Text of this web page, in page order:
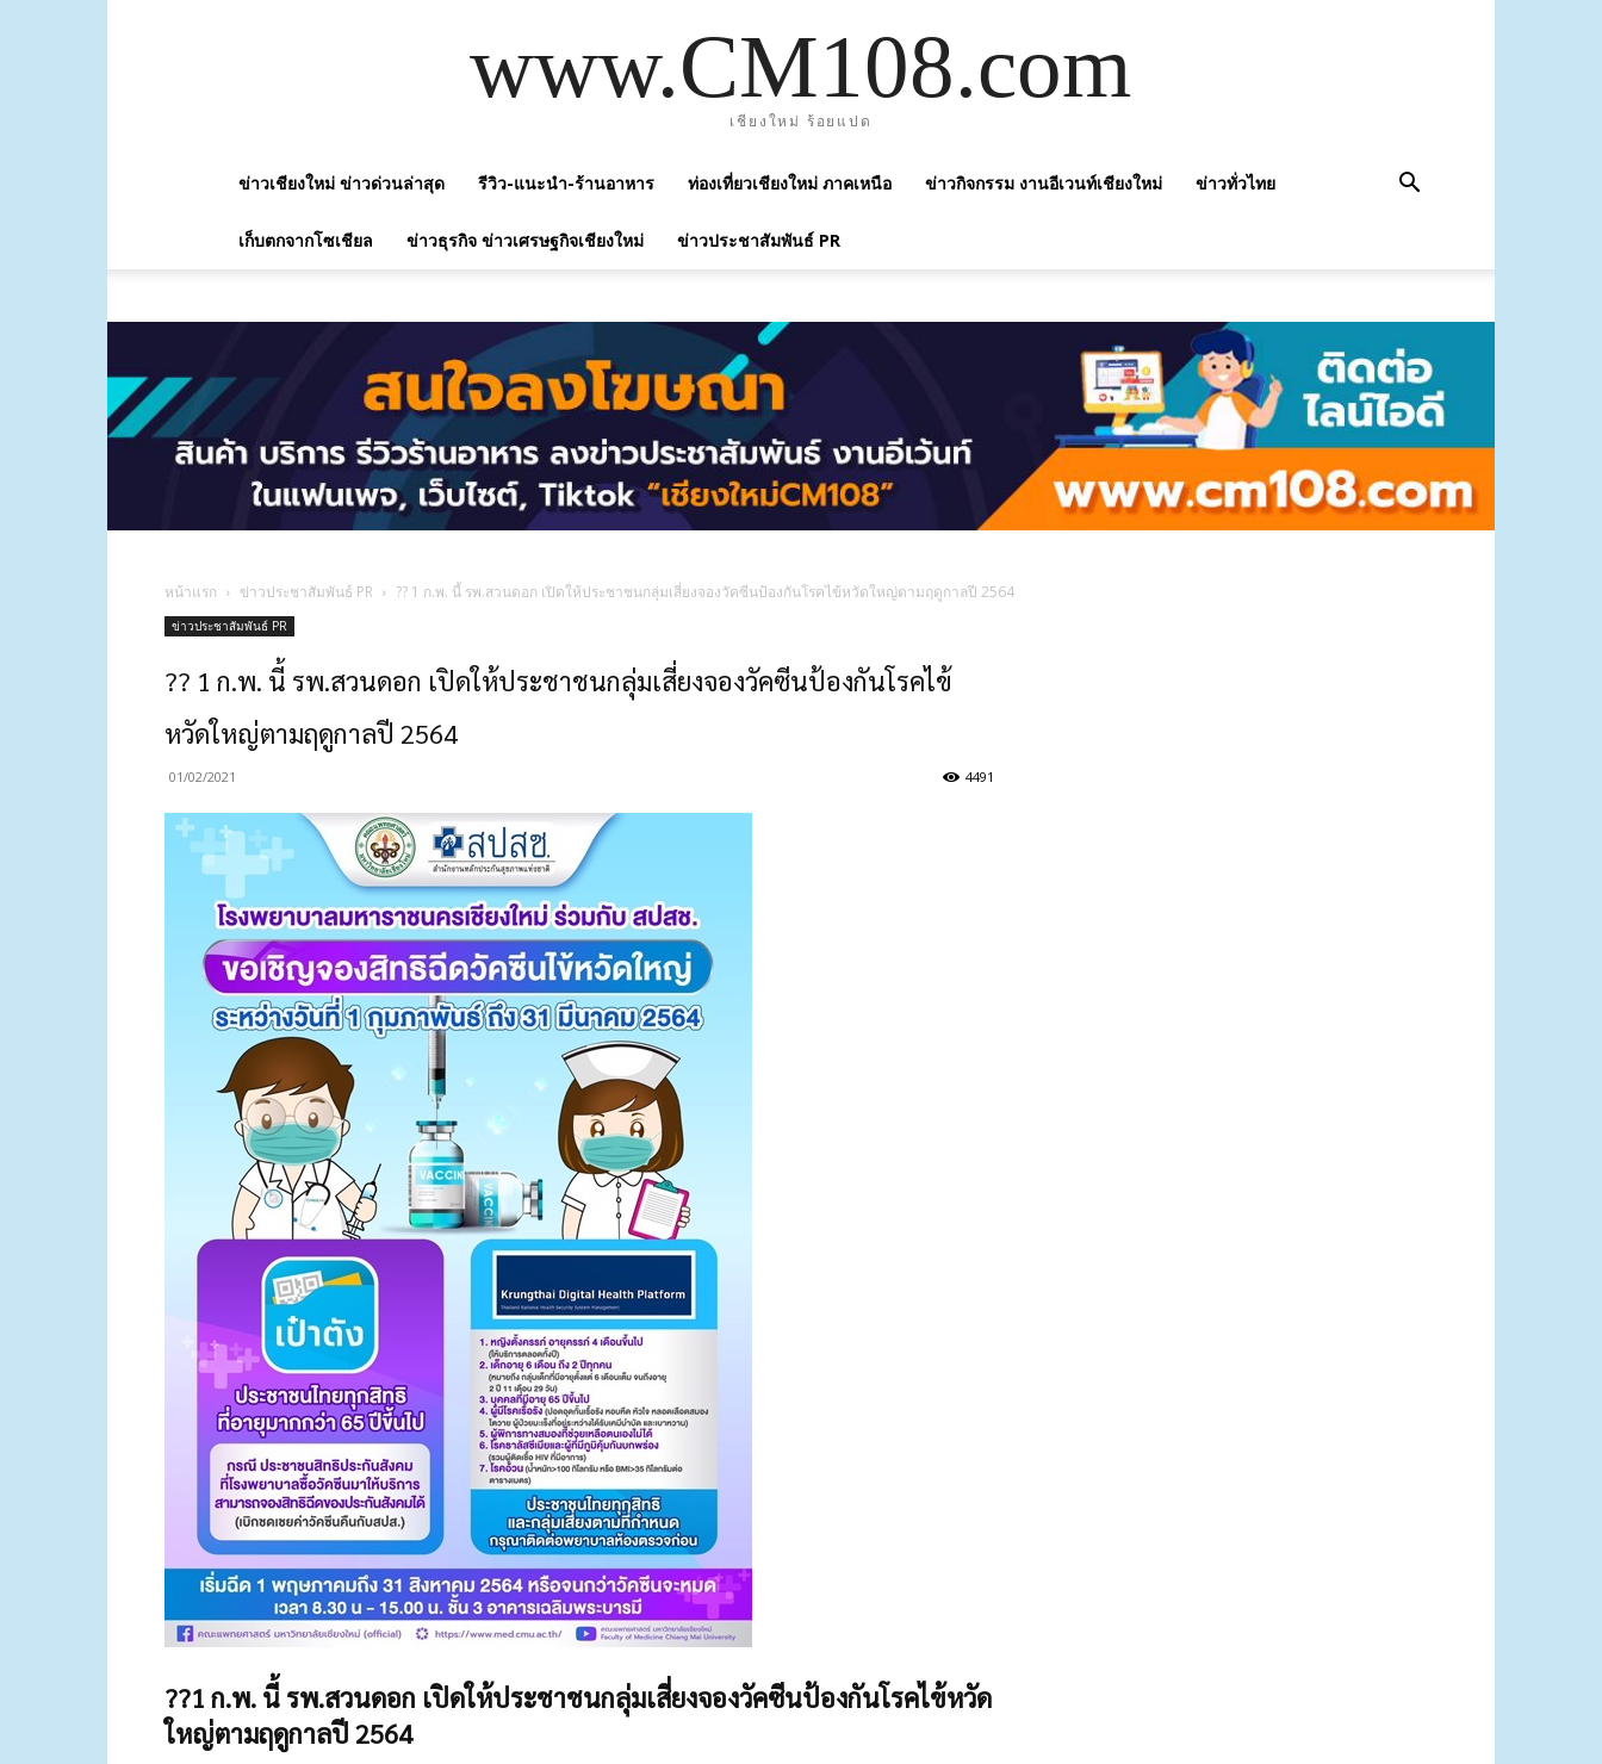
www.CM108.com
เชียงใหม่ ร้อยแปด
ข่าวเชียงใหม่ ข่าวด่วนล่าสุด รีวิว-แนะนำ-ร้านอาหาร ท่องเที่ยวเชียงใหม่ ภาคเหนือ ข่าวกิจกรรม งานอีเวนท์เชียงใหม่ ข่าวทั่วไทย
เก็บตกจากโซเชียล ข่าวธุรกิจ ข่าวเศรษฐกิจเชียงใหม่ ข่าวประชาสัมพันธ์ PR
หน้าแรก ข่าวประชาสัมพันธ์ PR ?? 1 ก.พ. นี้ รพ.สวนดอก เปิดให้ประชาชนกลุ่มเสี่ยงจองวัคซีนป้องกันโรคไข้หวัดใหญ่ตามฤดูกาลปี 2564
ข่าวประชาสัมพันธ์ PR
?? 1 ก.พ. นี้ รพ.สวนดอก เปิดให้ประชาชนกลุ่มเสี่ยงจองวัคซีนป้องกันโรคไข้
หวัดใหญ่ตามฤดูกาลปี 2564
01/02/2021 4491
??1 ก.พ. นี้ รพ.สวนดอก เปิดให้ประชาชนกลุ่มเสี่ยงจองวัคซีนป้องกันโรคไข้หวัด
ใหญ่ตามฤดูกาลปี 2564